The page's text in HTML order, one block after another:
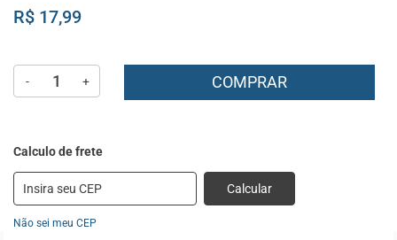
R$ 17,99
- + COMPRAR
Calcular
Não sei meu CEP